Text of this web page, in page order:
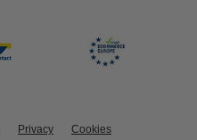
Privacy Cookies